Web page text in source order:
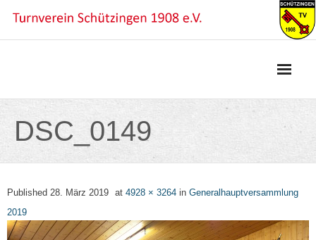
content
DSC_0149
Published 28. März 2019 at 4928 × 3264 in Generalhauptversammlung
2019